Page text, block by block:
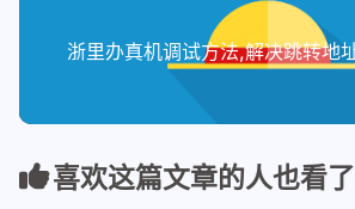
喜欢这篇文章的人也看了